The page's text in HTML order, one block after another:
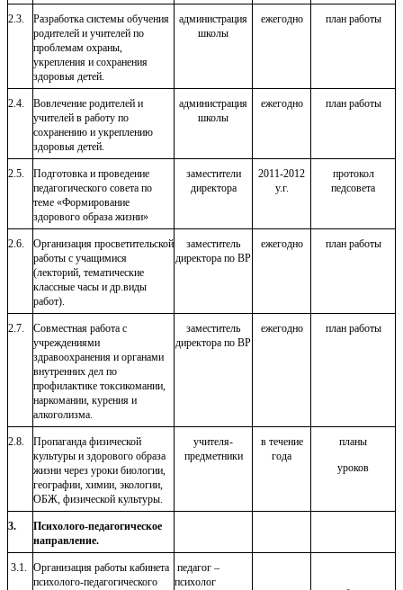
2.3.
Разработка системы обучения
родителей и учителей по
проблемам охраны,
укрепления и сохранения
здоровья детей.
администрация
школы
ежегодно план работы
2.4.
Вовлечение родителей и
учителей в работу по
сохранению и укреплению
здоровья детей.
администрация
школы
ежегодно план работы
2.5.
Подготовка и проведение
педагогического совета по
теме «Формирование
здорового образа жизни»
заместители
директора
2011-2012
у.г.
протокол
педсовета
2.6.
Организация просветительской
работы с учащимися
(лекторий, тематические
классные часы и др.виды
работ).
заместитель
директора по ВР
ежегодно план работы
2.7.
Совместная работа с
учреждениями
здравоохранения и органами
внутренних дел по
профилактике токсикомании,
наркомании, курения и
алкоголизма.
заместитель
директора по ВР
ежегодно план работы
2.8.
Пропаганда физической
культуры и здорового образа
жизни через уроки биологии,
географии, химии, экологии,
ОБЖ, физической культуры.
учителя-
предметники
в течение
года
планы
уроков
3.
Психолого-педагогическое
направление.
3.1.
Организация работы кабинета
психолого-педагогического
педагог –
психолог